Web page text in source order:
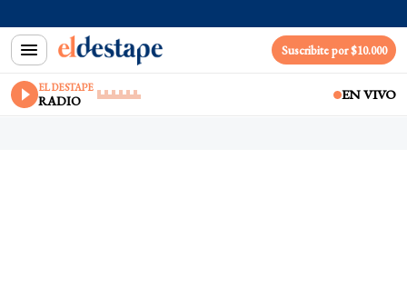
Suscribite por $10.000
EL DESTAPE
RADIO EN VIVO